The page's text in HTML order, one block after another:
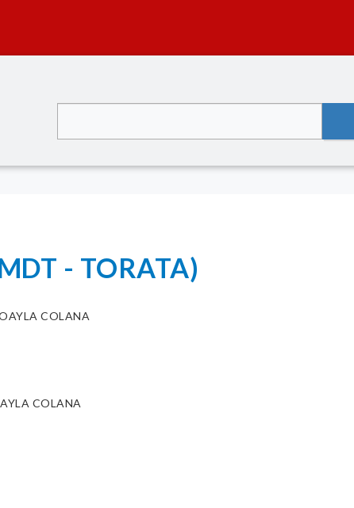
- TORATA)
COLANA
COLANA